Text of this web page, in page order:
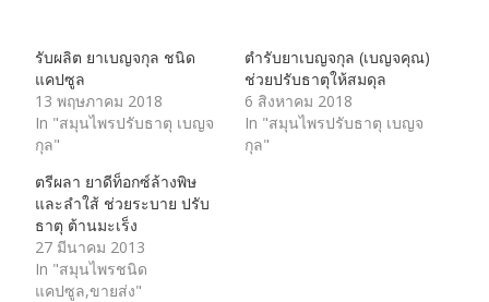
รับผลิต ยาเบญจกุล ชนิด
แคปซูล
13 พฤษภาคม 2018
In "สมุนไพรปรับธาตุ เบญจ
กุล"
ตำรับยาเบญจกุล (เบญจคุณ)
ช่วยปรับธาตุให้สมดุล
6 สิงหาคม 2018
In "สมุนไพรปรับธาตุ เบญจ
กุล"
ตรีผลา ยาดีท็อกซ์ล้างพิษ
และลำใส้ ช่วยระบาย ปรับ
ธาตุ ต้านมะเร็ง
27 มีนาคม 2013
In "สมุนไพรชนิด
แคปซูล,ขายส่ง"